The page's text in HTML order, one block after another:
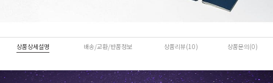
상품상세설명 배송/교환/반품정보 상품리뷰(10) 상품문의(0)